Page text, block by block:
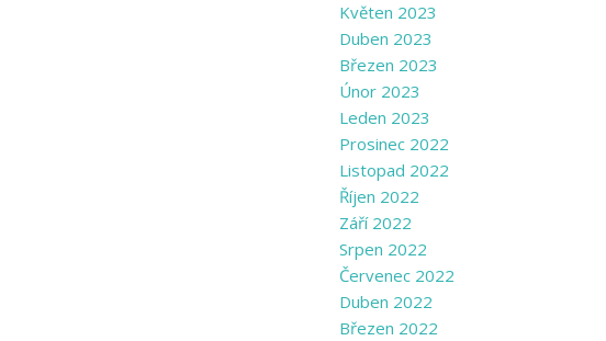
Květen 2023
Duben 2023
Březen 2023
Únor 2023
Leden 2023
Prosinec 2022
Listopad 2022
Říjen 2022
Září 2022
Srpen 2022
Červenec 2022
Duben 2022
Březen 2022